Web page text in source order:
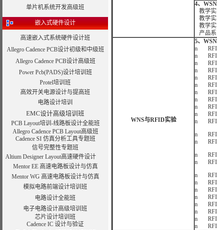
单片机系统开发高级班
嵌入式硬件设计
高速嵌入式系统硬件设计班
Allegro Cadence PCB设计初级和中级班
Allegro Cadence PCB设计高级班
Power Pcb(PADS)设计培训班
Protel培训班
高效开关电源设计与提高班
电路设计培训
EMC设计高级培训班
PCB Layout培训-线路板设计全能班
Allegro Cadence PCB Layout高级班
Cadence SI 仿真分析工具专题班
信号完整性专题班
Altium Designer Layout高速硬件设计
Mentor EE 高速电路板设计与仿真
Mentor WG 高速电路板设计与仿真
模拟电路前端设计培训班
电路设计全能班
电子电路设计高级培训班
芯片设计培训班
Cadence IC 设计与验证
4、
教学
教学
教学
产品
WNS与RFID实验
5、
n
n
n
n RFID
n RFID
n RFID
n RFID
n
n RFID
n RFID
n RFID
n RFID
n RFID
n RFID
n RFID
n RFID
n RFID
n RFID
n RFID
n RFID
n RFID
n RFID
n RFID